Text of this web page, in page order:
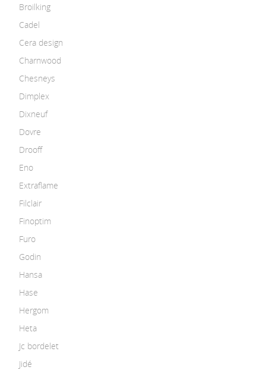
Broilking
Cadel
Cera design
Charnwood
Chesneys
Dimplex
Dixneuf
Dovre
Drooff
Eno
Extraflame
Filclair
Finoptim
Furo
Godin
Hansa
Hase
Hergom
Heta
Jc bordelet
Jidé